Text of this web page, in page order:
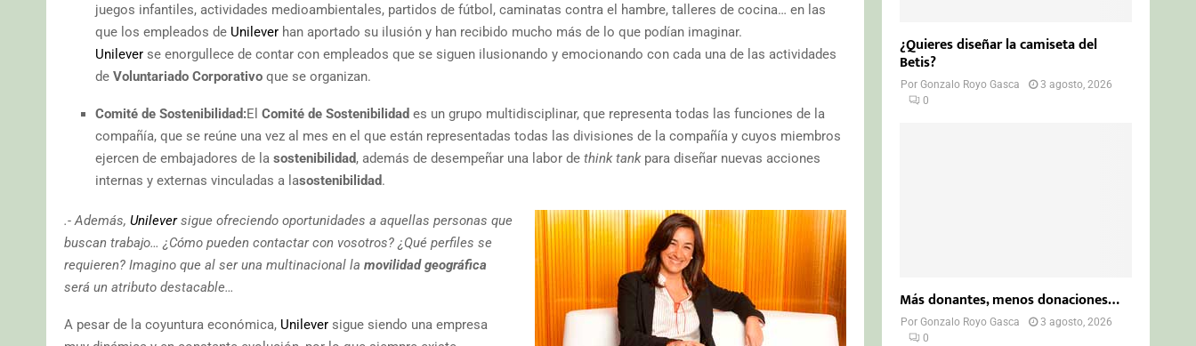
juegos infantiles, actividades medioambientales, partidos de fútbol, caminatas contra el hambre, talleres de cocina… en las
que los empleados de Unilever han aportado su ilusión y han recibido mucho más de lo que podían imaginar.
Unilever se enorgullece de contar con empleados que se siguen ilusionando y emocionando con cada una de las actividades
de Voluntariado Corporativo que se organizan.
Comité de Sostenibilidad:El Comité de Sostenibilidad es un grupo multidisciplinar, que representa todas las funciones de la
compañía, que se reúne una vez al mes en el que están representadas todas las divisiones de la compañía y cuyos miembros
ejercen de embajadores de la sostenibilidad, además de desempeñar una labor de think tankpara diseñar nuevas acciones
internas y externas vinculadas a lasostenibilidad.
.- Además, Unileversigue ofreciendo oportunidades a aquellas personas que
buscan trabajo… ¿Cómo pueden contactar con vosotros? ¿Qué perfiles se
requieren? Imagino que al ser una multinacional la movilidad geográfica
será un atributo destacable…
A pesar de la coyuntura económica, Unilever sigue siendo una empresa
¿Quieres diseñar la camiseta del
Betis?
PorGonzalo Royo Gasca
3 agosto, 2026
0
Más donantes, menos donaciones…
PorGonzalo Royo Gasca
3 agosto, 2026
0